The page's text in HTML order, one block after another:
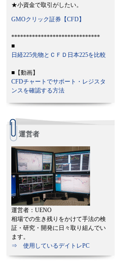
★小資金で取引がしたい。
GMOクリック証券【CFD】
******************************
■
日経225先物とＣＦＤ日本225を比較
■【動画】
CFDチャートでサポート・レジスタ
ンスを確認する方法
運営者
運営者：UENO
相場での生き残りをかけて手法の検
証・研究・開発に日々取り組んでい
ます。
⇒ 使用しているデイトレPC